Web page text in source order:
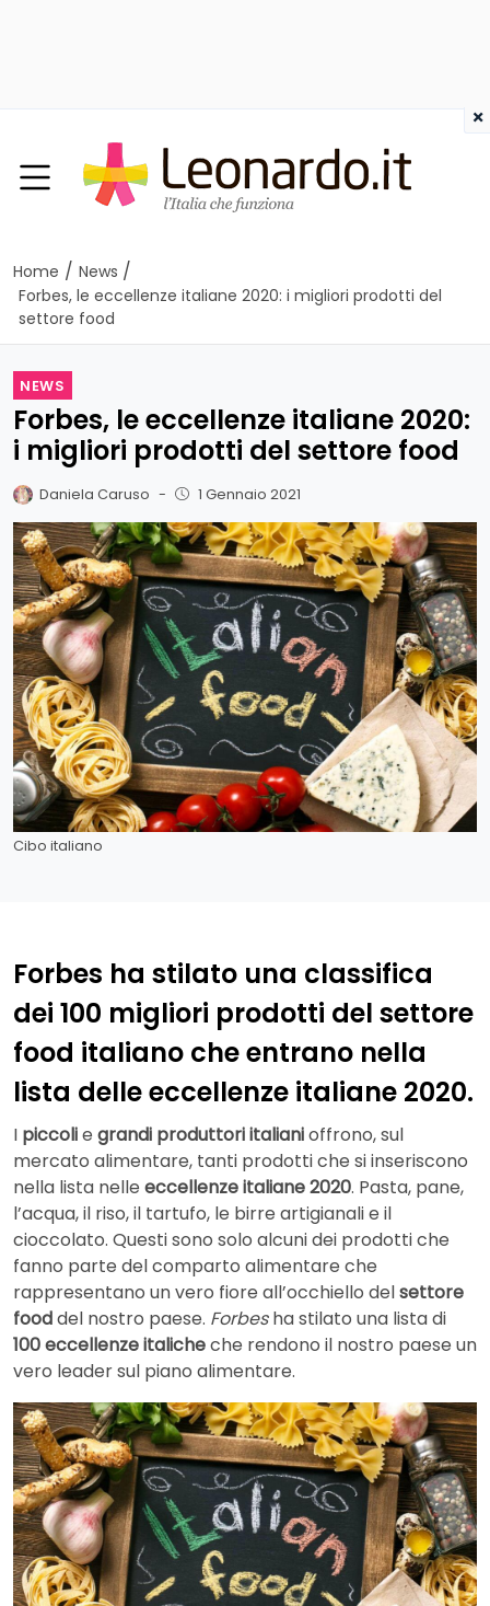
Home / News /
Forbes, le eccellenze italiane 2020: i migliori prodotti del
settore food
NEWS
Forbes, le eccellenze italiane 2020:
i migliori prodotti del settore food
Daniela Caruso - 1 Gennaio 2021
Cibo italiano
Forbes ha stilato una classifica
dei 100 migliori prodotti del settore
food italiano che entrano nella
lista delle eccellenze italiane 2020.
I piccolie grandi produttori italianioffrono, sul
mercato alimentare, tanti prodotti che si inseriscono
nella lista nelle eccellenze italiane 2020. Pasta, pane,
l’acqua, il riso, il tartufo, le birre artigianali e il
cioccolato. Questi sono solo alcuni dei prodotti che
fanno parte del comparto alimentare che
rappresentano un vero fiore all’occhiello delsettore
fooddel nostro paese. Forbesha stilato una lista di
100 eccellenze italicheche rendono il nostro paese un
vero leader sul piano alimentare.
×